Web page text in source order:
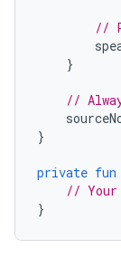
//
}
//
}
private fun
// Your
}